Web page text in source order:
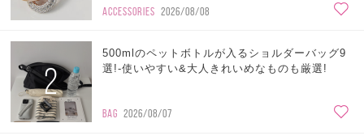
ACCESSORIES 2026/08/08
2
500mlのペットボトルが入るショルダーバッグ9
選!-使いやすい&大人きれいめなものも厳選!
BAG 2026/08/07